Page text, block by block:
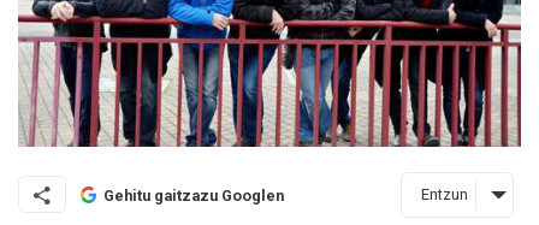
Gehitu gaitzazu Googlen Entzun